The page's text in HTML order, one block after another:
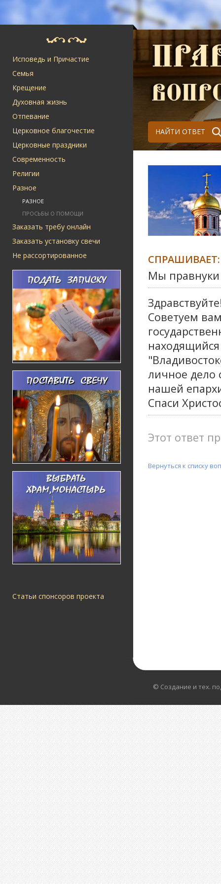
Исповедь и Причастие
Семья
Крещение
Духовная жизнь
Отпевание
Церковное благочестие
Церковные праздники
Современность
Религии
Разное
РАЗНОЕ
ПРОСЬБЫ О ПОМОЩИ
Заказать требу онлайн
Заказать установку свечи
Не рассортированное
Статьи спонсоров проекта
НАЙТИ ОТВЕТ
СПРАШИВАЕТ:
Мы
Советуем
личное
нашей
Спаси
Этот ответ
Вернуться к списку
© Создание и тех.